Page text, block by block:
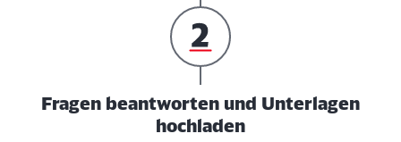
Fragen beantworten und Unterlagen
hochladen